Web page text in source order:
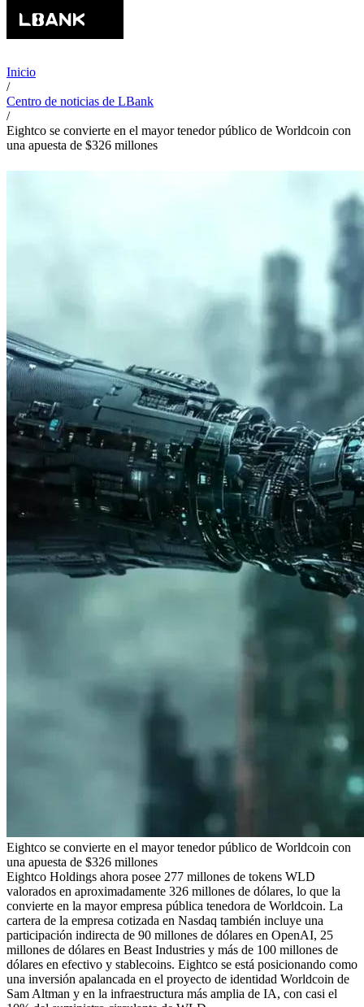
Inicio
/
Centro de noticias de LBank
/
Eightco se convierte en el mayor tenedor público de Worldcoin con
una apuesta de $326 millones
Eightco se convierte en el mayor tenedor público de Worldcoin con
una apuesta de $326 millones
Eightco Holdings ahora posee 277 millones de tokens WLD
valorados en aproximadamente 326 millones de dólares, lo que la
convierte en la mayor empresa pública tenedora de Worldcoin. La
cartera de la empresa cotizada en Nasdaq también incluye una
participación indirecta de 90 millones de dólares en OpenAI, 25
millones de dólares en Beast Industries y más de 100 millones de
dólares en efectivo y stablecoins. Eightco se está posicionando como
una inversión apalancada en el proyecto de identidad Worldcoin de
Sam Altman y en la infraestructura más amplia de IA, con casi el